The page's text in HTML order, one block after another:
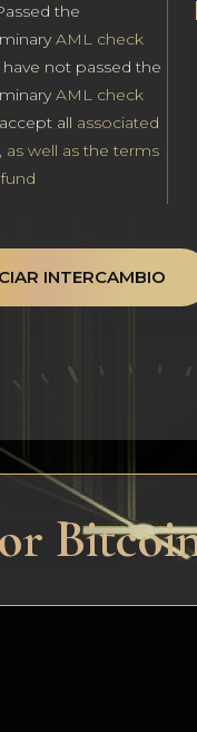
the
AML check
have not passed the
AML check
all associated
as well as the terms
INTERCAMBIO